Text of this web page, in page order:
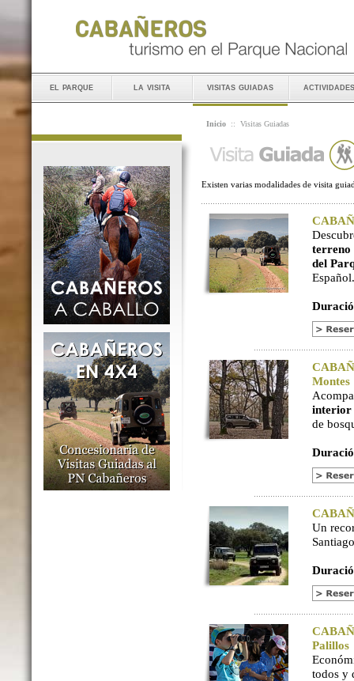
el parque la visita visitas guiadas actividades
Inicio :: Visitas Guiadas
Existen varias modalidades de visita
terreno
del
Español.
Montes
interior
de
Un
Palillos
todos y